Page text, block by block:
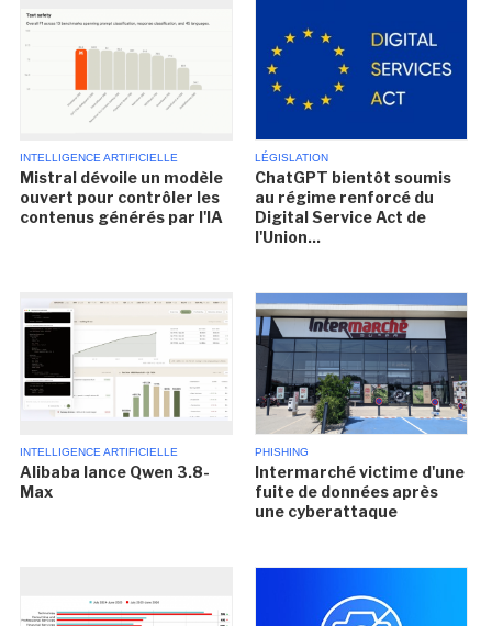
INTELLIGENCE ARTIFICIELLE
Mistral dévoile un modèle
ouvert pour contrôler les
contenus générés par l'IA
LÉGISLATION
ChatGPT bientôt soumis
au régime renforcé du
Digital Service Act de
l'Union...
INTELLIGENCE ARTIFICIELLE
Alibaba lance Qwen 3.8-
Max
PHISHING
Intermarché victime d'une
fuite de données après
une cyberattaque